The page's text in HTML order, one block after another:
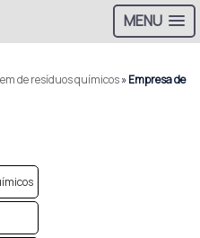
MENU
de resíduos químicos»Empresa de